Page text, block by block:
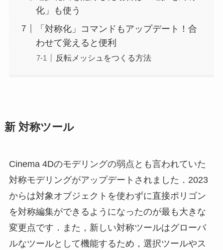
化」も使う
「対称化」コマンドもアップデート！合
わせて覚えると便利
反転メッシュをつくる方法
新 対称ツール
Cinema 4Dのモデリングの弱点とも言われていた
対称モデリングがアップデートされました．2023
からは対象オブジェクトを使わずに直接ポリゴン
を対称編集ができるようになったのが最も大きな
変更点です．また，新しい対称ツールはグローバ
ルなツールとして機能するため，選択ツールやス